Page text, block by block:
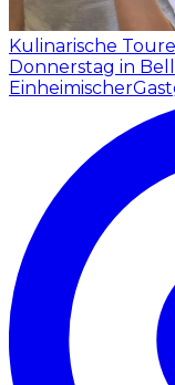
Kulinarische
Donnerstag in
Einheimischer